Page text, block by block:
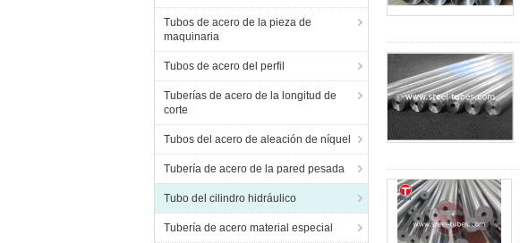
Tubos de acero de la pieza de
maquinaria
Tubos de acero del perfil
Tuberías de acero de la longitud de
corte
Tubos del acero de aleación de níquel
Tubería de acero de la pared pesada
Tubo del cilindro hidráulico
Tubería de acero material especial